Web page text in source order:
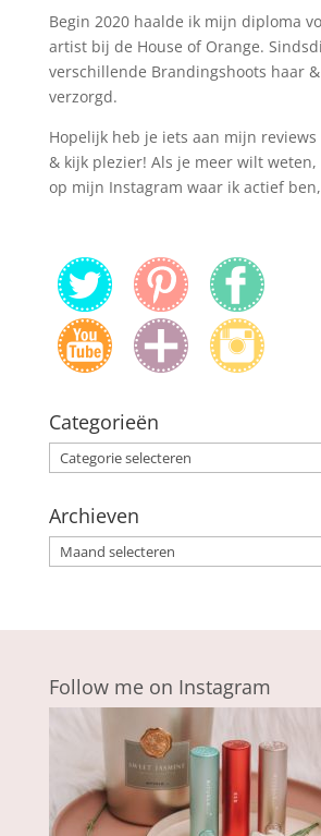
Begin 2020 haalde ik mijn diploma
artist bij de House of Orange.
verschillende Brandingshoots haar
verzorgd.
Hopelijk heb je iets aan mijn reviews
& kijk plezier! Als je meer wilt weten,
op mijn Instagram waar ik actief
Categorieën
Categorieën
Archieven
Archieven
Follow me on Instagram